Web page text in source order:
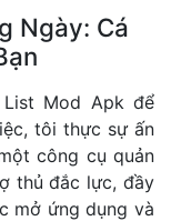
Ngày: Cá
Mod Apk để
tôi thực sự ấn
công cụ quản
thủ đắc lực, đầy
mở ứng dụng và